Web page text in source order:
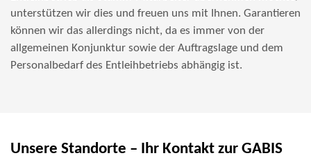
unterstützen wir dies und freuen uns mit Ihnen. Garantieren
können wir das allerdings nicht, da es immer von der
allgemeinen Konjunktur sowie der Auftragslage und dem
Personalbedarf des Entleihbetriebs abhängig ist.
Unsere Standorte – Ihr Kontakt zur GABIS